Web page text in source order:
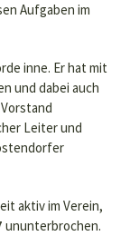
Aufgaben im
inne. Er hat mit
und dabei auch
Leiter und
aktiv im Verein,
ununterbrochen.